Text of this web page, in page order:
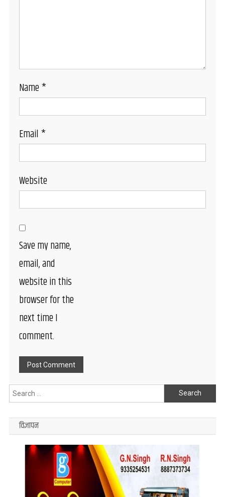
Name*
Email*
Website
Save my name,
email, and
website in this
browser for the
next time I
comment.
Search
for:
विज्ञापन